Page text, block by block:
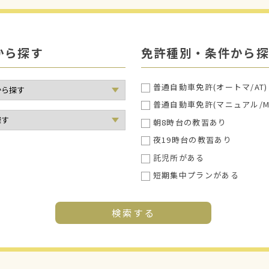
ら探す 免許種別・条件から
普通自動車免許(オートマ/AT)
普通自動車免許(マニュアル/
朝8時台の教習あり
夜19時台の教習あり
託児所がある
短期集中プランがある